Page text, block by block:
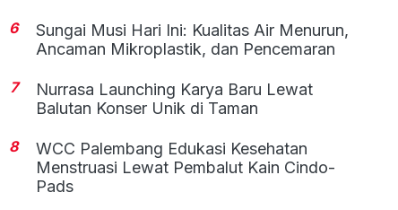
6
Sungai Musi Hari Ini: Kualitas Air Menurun,
Ancaman Mikroplastik, dan Pencemaran
7
Nurrasa Launching Karya Baru Lewat
Balutan Konser Unik di Taman
8
WCC Palembang Edukasi Kesehatan
Menstruasi Lewat Pembalut Kain Cindo-
Pads